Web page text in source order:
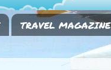
TRAVEL MAGAZINE